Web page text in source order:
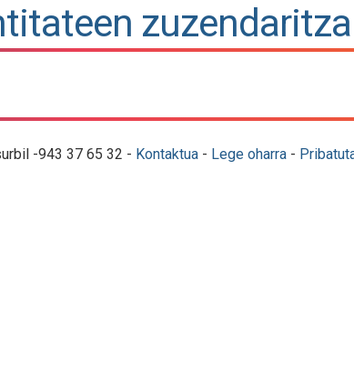
zuzendaritza
-943 37 65 32 - Kontaktua- Lege oharra-